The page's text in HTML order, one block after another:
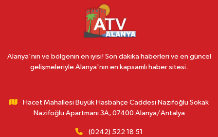
Alanya'nın ve bölgenin en iyisi! Son dakika haberleri ve en güncel
gelişmeleriyle Alanya'nın en kapsamlı haber sitesi.
Hacet Mahallesi Büyük Hasbahçe Caddesi Nazifoğlu Sokak
Nazifoğlu Apartmanı 3A, 07400 Alanya/Antalya
(0242) 522 18 51